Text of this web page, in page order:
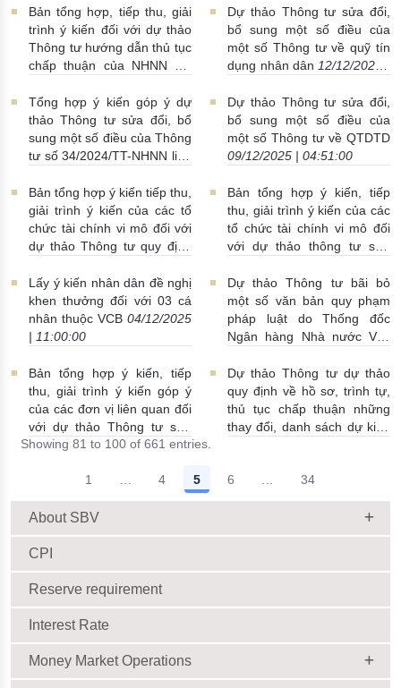
19/12/2025 | 04:34:00
Bản tổng hợp, tiếp thu, giải
trình ý kiến đối với dự thảo
Thông tư hướng dẫn thủ tục
chấp thuận của NHNN đối
trên thị trường chứng khoán
nước ngoài của TCTD cổ
phần 16/12/2025 | 11:29:00
Dự thảo Thông tư sửa đổi,
bổ sung một số điều của
một số Thông tư về quỹ tín
dụng nhân dân 12/12/2025 |
Tổng hợp ý kiến góp ý dự
thảo Thông tư sửa đổi, bổ
sung một số điều của Thông
tư số 34/2024/TT-NHNN liên
hệ thống thanh toán quốc tế
của NHTM, chi nhánh
NHNNg
12/12/2025 |
05:47:00
Dự thảo Thông tư sửa đổi,
bổ sung một số điều của
một số Thông tư về QTDTD
09/12/2025 | 04:51:00
Bản tổng hợp ý kiến tiếp thu,
giải trình ý kiến của các tổ
chức tài chính vi mô đối với
dự thảo Thông tư quy định
an toàn trong hoạt động của
tổ chức tài chính vi mô
05/12/2025 | 10:33:00
Bản tổng hợp ý kiến, tiếp
thu, giải trình ý kiến của các
tổ chức tài chính vi mô đối
với dự thảo thông tư sửa
19/2025/TT-NHNN
04/12/2025 | 12:00:00
Lấy ý kiến nhân dân đề nghị
khen thưởng đối với 03 cá
nhân thuộc VCB 04/12/2025
| 11:00:00
Dự thảo Thông tư bãi bỏ
một số văn bản quy phạm
pháp luật do Thống đốc
Ngân hàng Nhà nước Việt
11:00:00
Bản tổng hợp ý kiến, tiếp
thu, giải trình ý kiến góp ý
của các đơn vị liên quan đối
với dự thảo Thông tư sửa
đổi, bổ sung một số điều về
văn bản quy phạm pháp luật
trong lĩnh vực quản lý hoạt
động cung ứng dịch vụ và
sử dụng ngoại hối
03/12/2025 | 10:00:00
Dự thảo Thông tư dự thảo
quy định về hồ sơ, trình tự,
thủ tục chấp thuận những
thay đổi, danh sách dự kiến
02/12/2025 | 10:00:00
Showing 81 to 100 of 661 entries.
1 Intermediate Pages Use TAB to navigate.
4 5 6 Intermediate Pages
34
About SBV
CPI
Reserve requirement
Interest Rate
Money Market Operations